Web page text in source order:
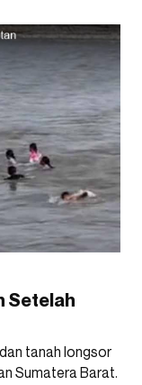
Setelah
tanah longsor
Sumatera Barat.